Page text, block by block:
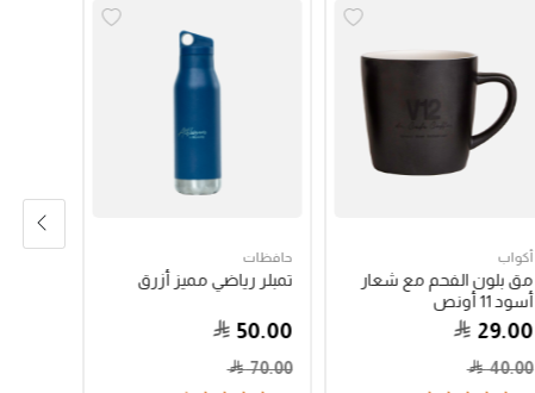
أكواب
مق بلون الفحم مع شعار
أسود 11 أونص
29.00
40.00
حافظات
تمبلر رياضي مميز أزرق
50.00
70.00